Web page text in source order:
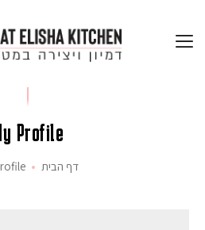
Profile
דף הבית